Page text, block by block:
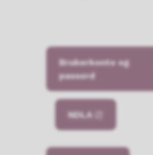
Brukerkonto og
passord
NDLA